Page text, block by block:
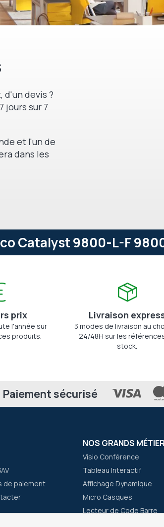
devis ?
jours sur 7
et l'un de
dans les
Catalyst 9800-L-F
prix
l'année sur
produits.
Livraison
3 modes de livraison au
24/48H sur les
stock.
Paiement sécurisé
de paiement
NOS GRANDS
Visio Conférence
Tableau Interactif
Affichage Dynamique
Micro Casques
Lecteur de Code Barre